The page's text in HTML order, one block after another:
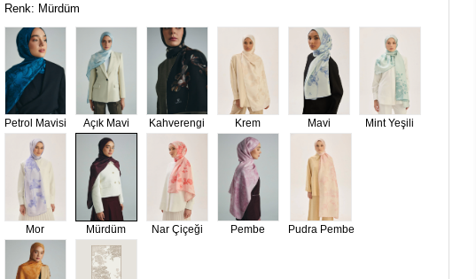
Renk: Mürdüm
Petrol Mavisi Açık Mavi Kahverengi Krem Mavi Mint Yeşili
Mor Mürdüm Nar Çiçeği Pembe Pudra Pembe